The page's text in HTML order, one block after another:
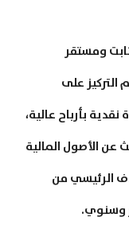
ومستقر
التركيز على
بأرباح عالية،
عن الأصول المالية
الرئيسي من
وسنوي.